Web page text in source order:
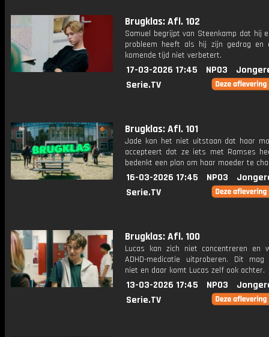
Brugklas: Afl. 102
Samuel begrijpt van Steenkamp dat hij
probleem heeft als hij zijn gedrag en
komende tijd niet verbetert.
17-03-2026 17:45 NPO3
Serie.TV
Brugklas: Afl. 101
Jade kan het niet uitstaan dat haar
accepteert dat ze iets met Ramses
bedenkt een plan om haar moeder te
16-03-2026 17:45 NPO3
Serie.TV
Brugklas: Afl. 100
Lucas kan zich niet concentreren en
ADHD-medicatie uitproberen. Dit mag
niet en daar komt Lucas zelf ook achter.
13-03-2026 17:45 NPO3
Serie.TV